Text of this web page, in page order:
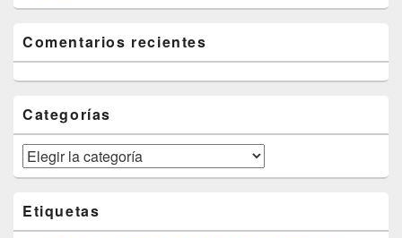
Comentarios recientes
Categorías
Categorías
Etiquetas